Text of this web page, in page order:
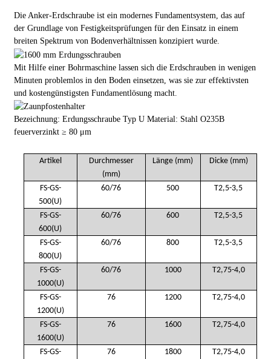
Die Anker-Erdschraube ist ein modernes Fundamentsystem, das auf
der Grundlage von Festigkeitsprüfungen für den Einsatz in einem
breiten Spektrum von Bodenverhältnissen konzipiert wurde.
Mit Hilfe einer Bohrmaschine lassen sich die Erdschrauben in wenigen
Minuten problemlos in den Boden einsetzen, was sie zur effektivsten
und kostengünstigsten Fundamentlösung macht.
Bezeichnung: Erdungsschraube Typ U Material: Stahl O235B
feuerverzinkt ≥ 80 μm
Artikel
Durchmesser
(mm)
Länge (mm) Dicke (mm)
FS-GS-
500(U)
60/76 500 T2,5-3,5
FS-GS-
600(U)
60/76 600 T2,5-3,5
FS-GS-
800(U)
60/76 800 T2,5-3,5
FS-GS-
1000(U)
60/76 1000 T2,75-4,0
FS-GS-
1200(U)
76 1200 T2,75-4,0
FS-GS-
1600(U)
76 1600 T2,75-4,0
FS-GS- 76 1800 T2,75-4,0